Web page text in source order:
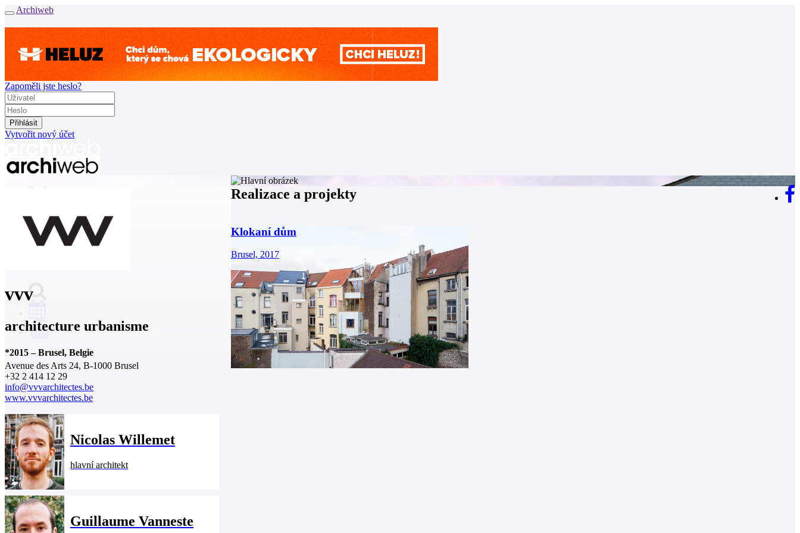
Archiweb
Zapoměli jste heslo?
Vytvořit nový účet
Zprávy
Katalog
E-shop
Burza práce
0
vvv
architecture urbanisme
*2015–Brusel, Belgie
Avenue des Arts 24, B-1000 Brusel
+32 2 414 12 29
info@vvvarchitectes.be
www.vvvarchitectes.be
Nicolas Willemet
hlavní architekt
Guillaume Vanneste
Realizace a projekty
Klokaní dům
Brusel, 2017